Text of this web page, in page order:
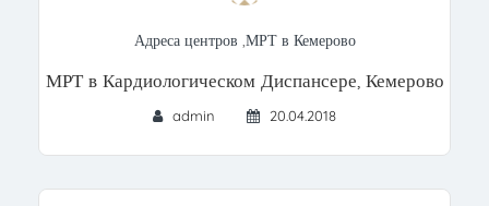
Адреса центров ,МРТ в Кемерово
МРТ в Кардиологическом Диспансере, Кемерово
admin 20.04.2018